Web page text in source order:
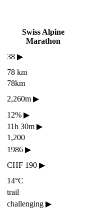
Swiss Alpine
Marathon
38 ▶
78 km
78km
2,260m ▶
12% ▶
11h 30m ▶
1,200
1986 ▶
CHF 190 ▶
14°C
trail
challenging ▶